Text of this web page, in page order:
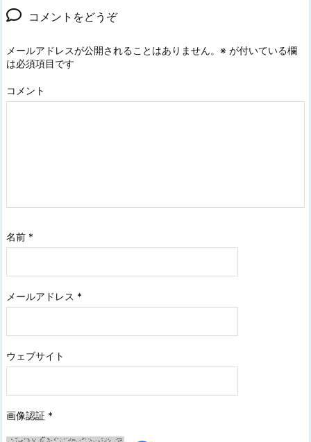
コメントをどうぞ
メールアドレスが公開されることはありません。 ※ が付いている欄
は必須項目です
コメント
名前 *
メールアドレス *
ウェブサイト
画像認証 *